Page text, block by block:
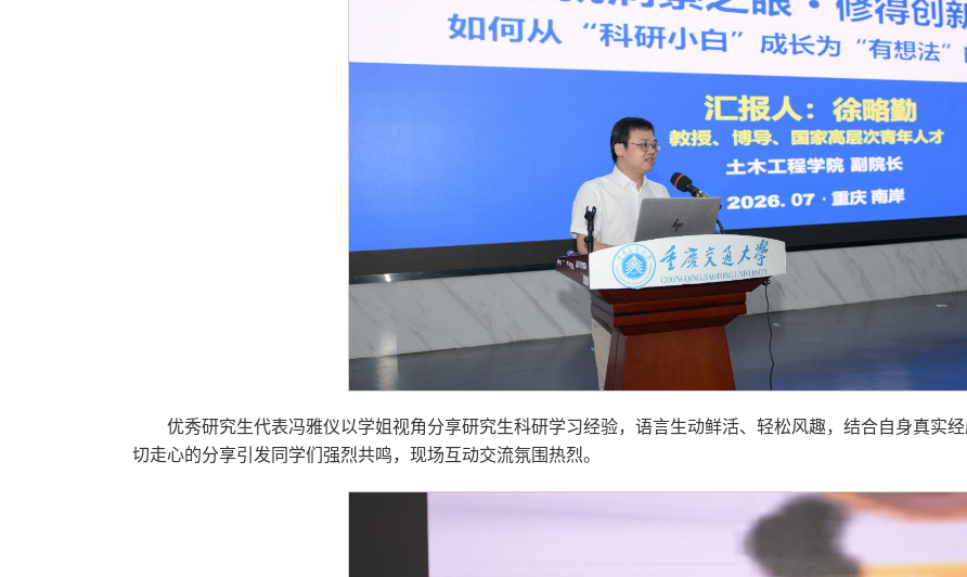
优秀研究生代表冯雅仪以学姐视角分享研究生科研学习经验，语言生动鲜活、轻松风趣，结合自身真实
切走心的分享引发同学们强烈共鸣，现场互动交流氛围热烈。